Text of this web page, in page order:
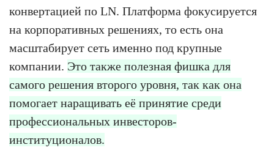
конвертацией по LN. Платформа фокусируется
на корпоративных решениях, то есть она
масштабирует сеть именно под крупные
компании. Это также полезная фишка для
самого решения второго уровня, так как она
помогает наращивать её принятие среди
профессиональных инвесторов-
институционалов.